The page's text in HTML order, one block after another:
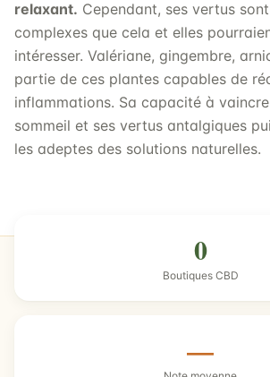
relaxant. Cependant, ses vertus
complexes que cela et elles
intéresser. Valériane, gingembre,
partie de ces plantes capables de
inflammations. Sa capacité à
sommeil et ses vertus antalgiques
les adeptes des solutions naturelles.
0
Boutiques CBD
—